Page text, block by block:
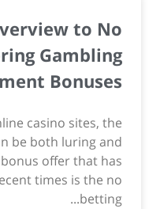
to No
Gambling
Bonuses
casino sites, the
be both luring and
offer that has
times is the no
betting...